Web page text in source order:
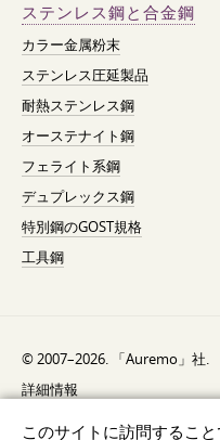
このサイトに訪問するこ
ステンレス鋼と合金鋼
カラー金属粉末
ステンレス圧延製品
耐熱ステンレス鋼
オーステナイト鋼
フェライト系鋼
デュプレックス鋼
特別鋼のGOST規格
工具鋼
© 2007–2026. 「Auremo」社.
詳細情報
AGB（利用規約）